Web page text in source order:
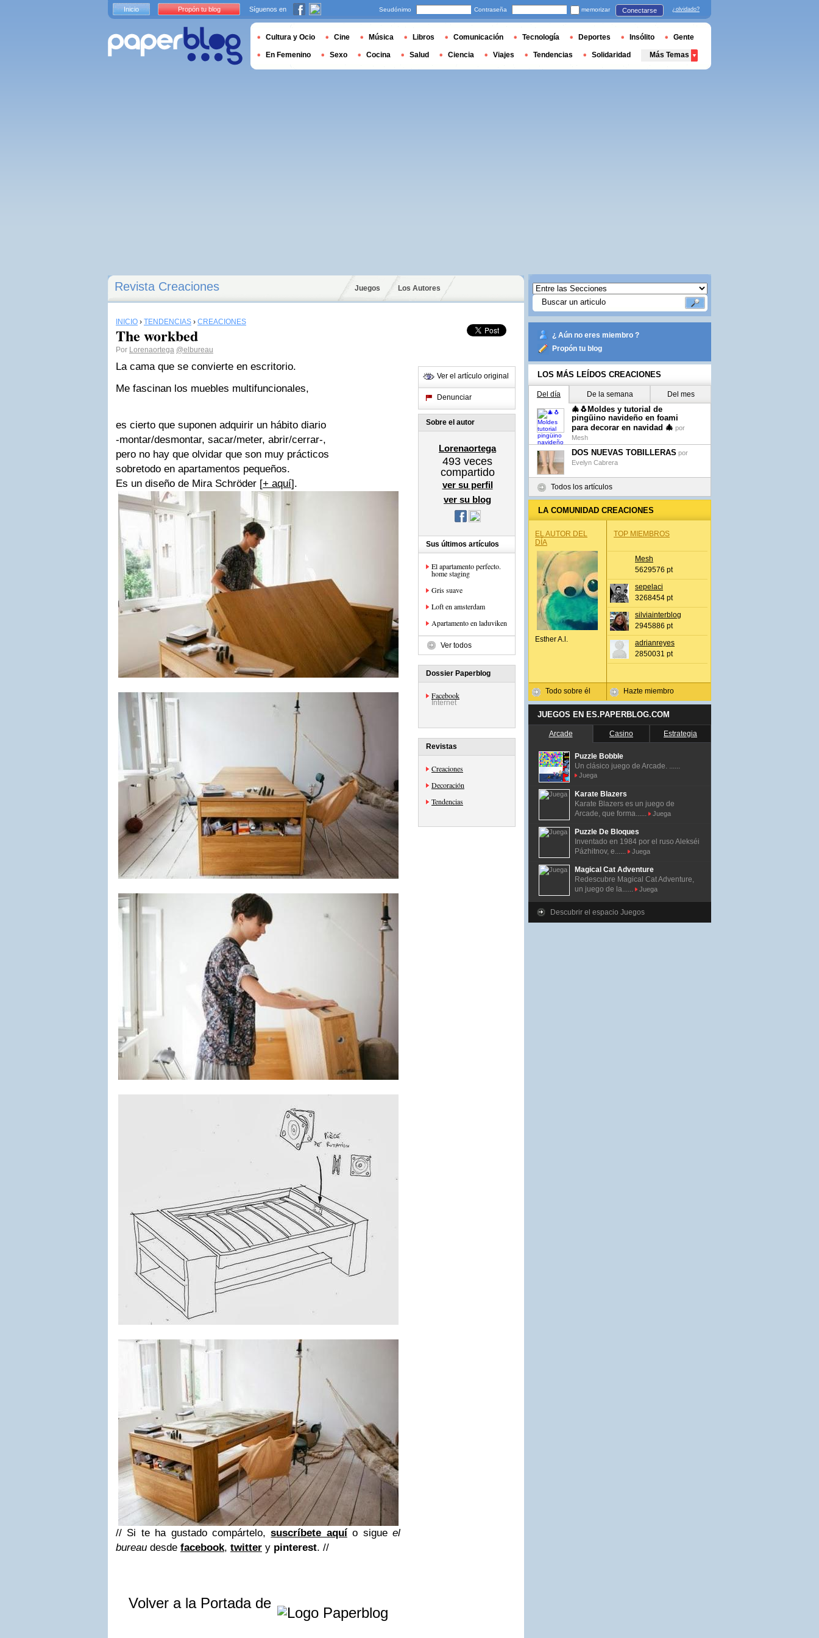
Revista Creaciones Juegos Los Autores
INICIO › TENDENCIAS › CREACIONES
The workbed
Por Lorenaortega @elbureau
La cama que se convierte en escritorio.
Me fascinan los muebles multifuncionales,
es cierto que suponen adquirir un hábito diario
-montar/desmontar, sacar/meter, abrir/cerrar-,
pero no hay que olvidar que son muy prácticos
sobretodo en apartamentos pequeños.
Es un diseño de Mira Schröder [+ aquí].
// Si te ha gustado compártelo,suscríbete aquío sigueel
bureau desde facebook, twitter y pinterest. //
Volver a la Portada de
Ver el artículo original
Denunciar
Sobre el autor
Lorenaortega
493 veces
compartido
ver su perfil
ver su blog
Sus últimos artículos
El apartamento perfecto.
home staging
Gris suave
Loft en amsterdam
Apartamento en laduviken
Ver todos
Dossier Paperblog
Facebook
Internet
Revistas
Creaciones
Decoración
Tendencias
¿ Aún no eres miembro ?
Propón tu blog
LOS MÁS LEÍDOS CREACIONES
Del día De la semana Del mes
🎄🐧Moldes y tutorial de
pingüino navideño en foami
para decorar en navidad 🎄 por
Mesh
DOS NUEVAS TOBILLERAS por
Evelyn Cabrera
Todos los artículos
LA COMUNIDAD CREACIONES
EL AUTOR DEL
DÍA
Esther A.l.
Todo sobre él
TOP MIEMBROS
Mesh
5629576 pt
sepelaci
3268454 pt
silviainterblog
2945886 pt
adrianreyes
2850031 pt
Hazte miembro
JUEGOS EN ES.PAPERBLOG.COM
Arcade Casino Estrategia
Puzzle Bobble
Un clásico juego de Arcade. ......
Juega
Karate Blazers
Karate Blazers es un juego de
Arcade, que forma......
Juega
Puzzle De Bloques
Inventado en 1984 por el ruso Alekséi
Pázhitnov, e......
Juega
Magical Cat Adventure
Redescubre Magical Cat Adventure,
un juego de la......
Juega
Descubrir el espacio Juegos
Inicio Propón tu blog Síguenos en Seudónimo Contraseña memorizar Conectarse ¿olvidado?
Cultura y Ocio Cine Música Libros Comunicación Tecnología Deportes Insólito Gente
En Femenino Sexo Cocina Salud Ciencia Viajes Tendencias Solidaridad Más Temas